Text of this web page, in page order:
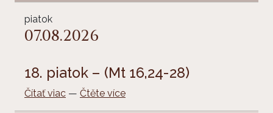
piatok
07.08.2026
18. piatok – (Mt 16,24-28)
Čítať viac — Čtěte více